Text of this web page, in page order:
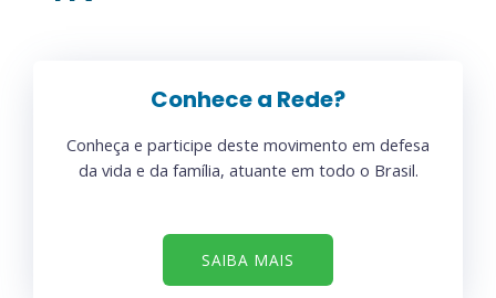
Conhece a Rede?
Conheça e participe deste movimento em defesa
da vida e da família, atuante em todo o Brasil.
SAIBA MAIS